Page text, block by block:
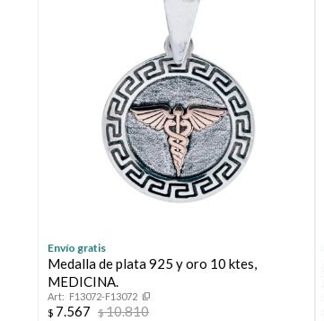
Envío gratis
Medalla de plata 925 y oro 10 ktes,
MEDICINA.
F13072-F13072
$ 7.567 $10.810